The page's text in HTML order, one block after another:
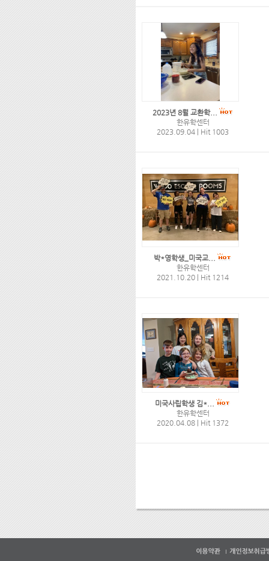
2023년 8월 교환학...
한유학센터
2023.09.04
Hit 1003
박*영학생_미국교...
한유학센터
2021.10.20
Hit 1214
미국사립학생 김*...
한유학센터
2020.04.08
Hit 1372